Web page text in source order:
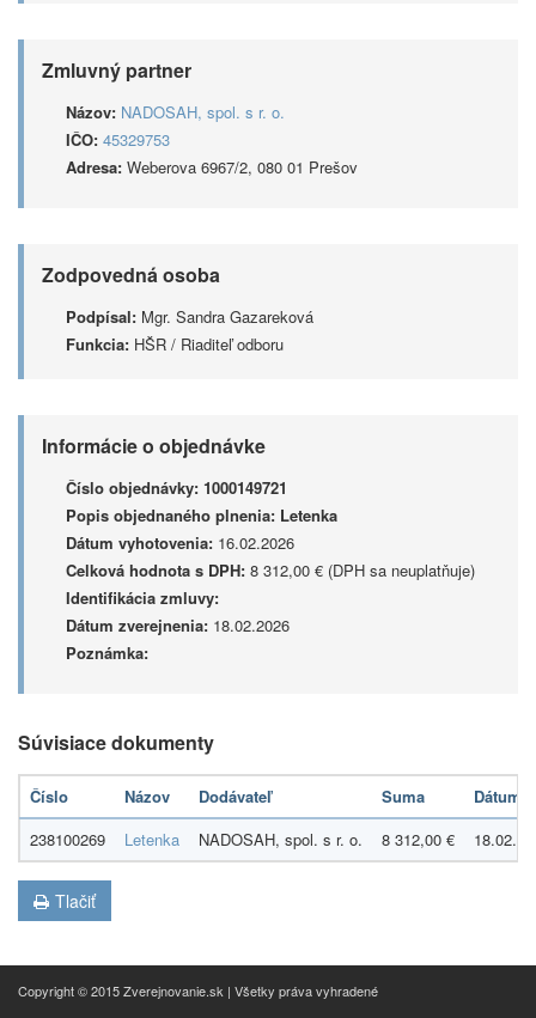
Zmluvný partner
Názov: NADOSAH, spol. s r. o.
IČO: 45329753
Adresa: Weberova 6967/2, 080 01 Prešov
Zodpovedná osoba
Podpísal: Mgr. Sandra Gazareková
Funkcia: HŠR / Riaditeľ odboru
Informácie o objednávke
Číslo objednávky: 1000149721
Popis objednaného plnenia: Letenka
Dátum vyhotovenia: 16.02.2026
Celková hodnota s DPH: 8 312,00 € (DPH sa neuplatňuje)
Identifikácia zmluvy:
Dátum zverejnenia: 18.02.2026
Poznámka:
Súvisiace dokumenty
Číslo Názov Dodávateľ Suma
Dátum
238100269
Letenka NADOSAH, spol. s r. o. 8 312,00 €
Tlačiť
Copyright © 2015 Zverejnovanie.sk | Všetky práva vyhradené